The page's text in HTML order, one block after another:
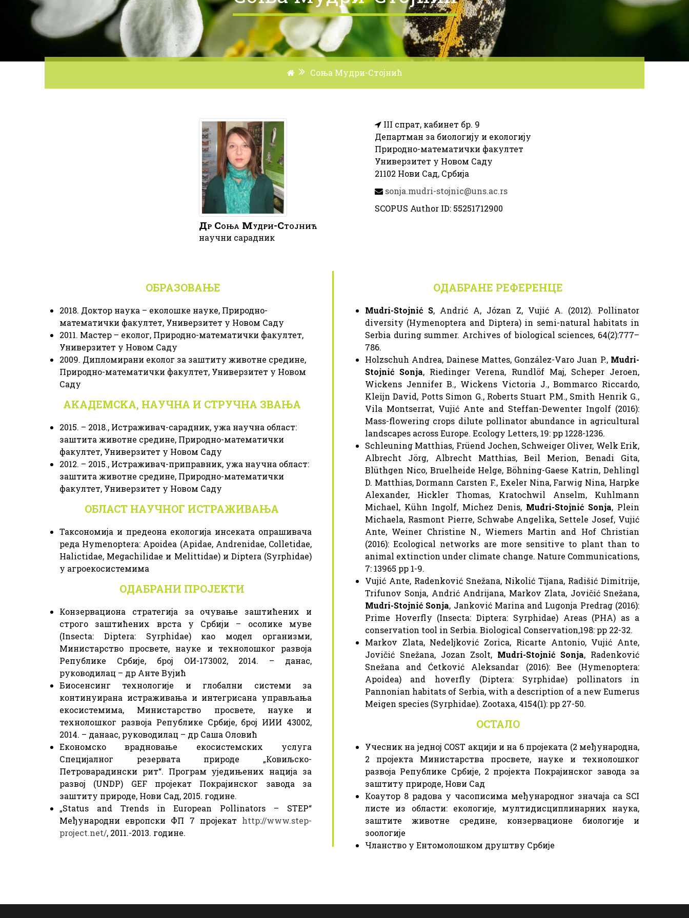
Соња Мудри-Стојнић
Др Соња Мудри-Стојнић
научни сарадник
III спрат, кабинет бр. 9
Департман за биологију и екологију
Природно-математички факултет
Универзитет у Новом Саду
21102 Нови Сад, Србија
sonja.mudri-stojnic@uns.ac.rs
SCOPUS Author ID: 55251712900
ОБРАЗОВАЊЕ
2018. Доктор наука – еколошке науке, Природно-
математички факултет, Универзитет у Новом Саду
2011. Мастер – еколог, Природно-математички факултет,
Универзитет у Новом Саду
2009. Дипломирани еколог за заштиту животне средине,
Природно-математички факултет, Универзитет у Новом
Саду
АKАДЕМСKА, НАУЧНА И СТРУЧНА ЗВАЊА
2015. – 2018., Истраживач-сарадник, ужа научна област:
заштита животне средине, Природно-математички
факултет, Универзитет у Новом Саду
2012. – 2015., Истраживач-приправник, ужа научна област:
заштита животне средине, Природно-математички
факултет, Универзитет у Новом Саду
ОБЛАСТ НАУЧНОГ ИСТРАЖИВАЊА
Таксономија и предеона екологија инсеката опрашивача
реда Hymenoptera: Apoidea (Apidae, Andrenidae, Colletidae,
Halictidae, Megachilidae и Melittidae) и Diptera (Syrphidae)
у агроекосистемима
ОДАБРАНИ ПРОЈЕKТИ
Конзервациона стратегија за очување заштићених и
строго заштићених врста у Србији – осолике муве
(Insecta: Diptera: Syrphidae) као модел организми,
Министарство просвете, науке и технолошког развоја
Републике Србије, број OИ-173002, 2014. – данас,
руководилац – др Анте Вујић
Биосенсинг технологије и глобални системи за
континуирана истраживања и интегрисана управљања
екосистемима, Министарство просвете, науке и
технолошког развоја Републике Србије, број ИИИ 43002,
2014. – данаас, руководилац – др Саша Оловић
Економско врадновање екосистемских услуга
Специјалног резервата природе „Ковиљско-
Петроварадински рит“. Програм уједињених нација за
развој (UNDP) GEF пројекат Покрајинског завода за
заштиту природе, Нови Сад, 2015. године.
„Status and Trends in European Pollinators – STEP“
Међународни европски ФП 7 пројекат http://www.step-
project.net/, 2011.-2013. године.
ОДАБРАНЕ РЕФЕРЕНЦЕ
Mudri-Stojnić S, Andrić A, Józan Z, Vujić A. (2012). Pollinator
diversity (Hymenoptera and Diptera) in semi-natural habitats in
Serbia during summer. Archives of biological sciences, 64(2):777–
786.
Holzschuh Andrea, Dainese Mattes, González-Varo Juan P., Mudri-
Stojnić Sonja, Riedinger Verena, Rundlöf Maj, Scheper Jeroen,
Wickens Jennifer B., Wickens Victoria J., Bommarco Riccardo,
Kleijn David, Potts Simon G., Roberts Stuart P.M., Smith Henrik G.,
Vila Montserrat, Vujić Ante and Steffan-Dewenter Ingolf (2016):
Mass-flowering crops dilute pollinator abundance in agricultural
landscapes across Europe. Ecology Letters, 19: pp 1228-1236.
Schleuning Matthias, Früend Jochen, Schweiger Oliver, Welk Erik,
Albrecht Jörg, Albrecht Matthias, Beil Merion, Benadi Gita,
Blüthgen Nico, Bruelheide Helge, Böhning-Gaese Katrin, Dehlingl
D. Matthias, Dormann Carsten F., Exeler Nina, Farwig Nina, Harpke
Alexander, Hickler Thomas, Kratochwil Anselm, Kuhlmann
Michael, Kühn Ingolf, Michez Denis, Mudri-Stojnić Sonja, Plein
Michaela, Rasmont Pierre, Schwabe Angelika, Settele Josef, Vujić
Ante, Weiner Christine N., Wiemers Martin and Hof Christian
(2016): Ecological networks are more sensitive to plant than to
animal extinction under climate change. Nature Communications,
7: 13965 pp 1-9.
Vujić Ante, Radenković Snežana, Nikolić Tijana, Radišić Dimitrije,
Trifunov Sonja, Andrić Andrijana, Markov Zlata, Jovičić Snežana,
Mudri-Stojnić Sonja, Janković Marina and Lugonja Predrag (2016):
Prime Hoverfly (Insecta: Diptera: Syrphidae) Areas (PHA) as a
conservation tool in Serbia. Biological Conservation,198: pp 22-32.
Markov Zlata, Nedeljković Zorica, Ricarte Antonio, Vujić Ante,
Jovičić Snežana, Jozan Zsolt, Mudri-Stojnić Sonja, Radenković
Snežana and Ćetković Aleksandar (2016): Bee (Hymenoptera:
Apoidea) and hoverfly (Diptera: Syrphidae) pollinators in
Pannonian habitats of Serbia, with a description of a new Eumerus
Meigen species (Syrphidae). Zootaxa, 4154(1): pp 27-50.
ОСТАЛО
Учесник на једној COST акцији и на 6 пројеката (2 међународна,
2 пројекта Министарства просвете, науке и технолошког
развоја Републике Србије, 2 пројекта Покрајинског завода за
заштиту природе, Нови Сад
Коаутор 8 радова у часописима међународног значаја са SCI
листе из области: екологије, мултидисциплинарних наука,
заштите животне средине, конзервационе биологије и
зоологије
Чланство у Ентомолошком друштву Србије